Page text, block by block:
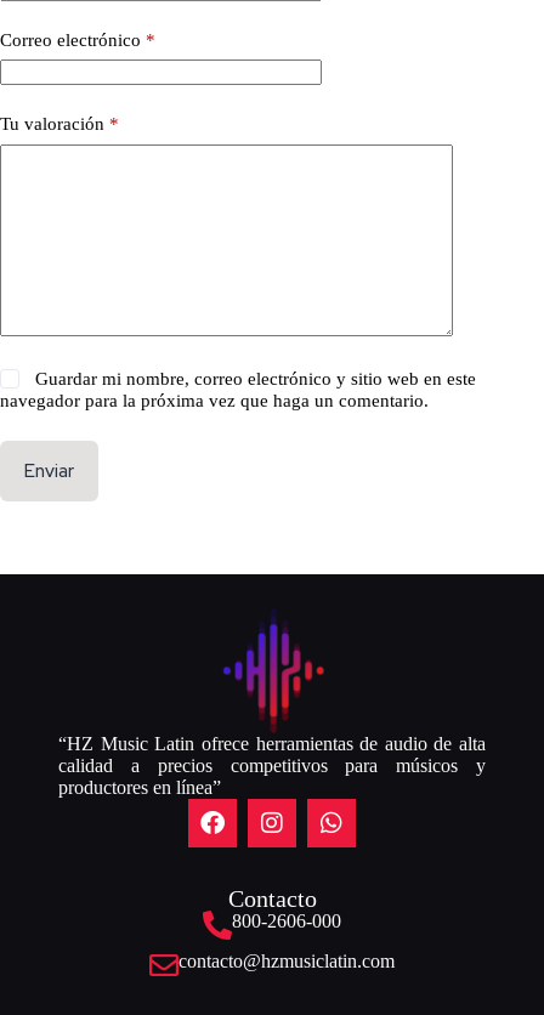
Correo electrónico *
Tu valoración *
Guardar mi nombre, correo electrónico y sitio web en este
navegador para la próxima vez que haga un comentario.
Enviar
“HZ Music Latin ofrece herramientas de audio de alta
calidad a precios competitivos para músicos y
productores en línea”
Contacto
800-2606-000
contacto@hzmusiclatin.com